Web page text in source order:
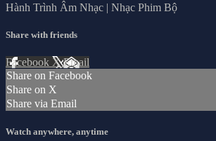
Hành Trình Âm Nhạc | Nhạc Phim Bộ
Share with friends
Facebook XEmail
Share on Facebook
Share on X
Share via Email
Watch anywhere, anytime